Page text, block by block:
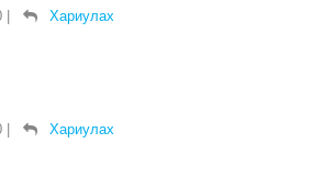
Хариулах
Хариулах